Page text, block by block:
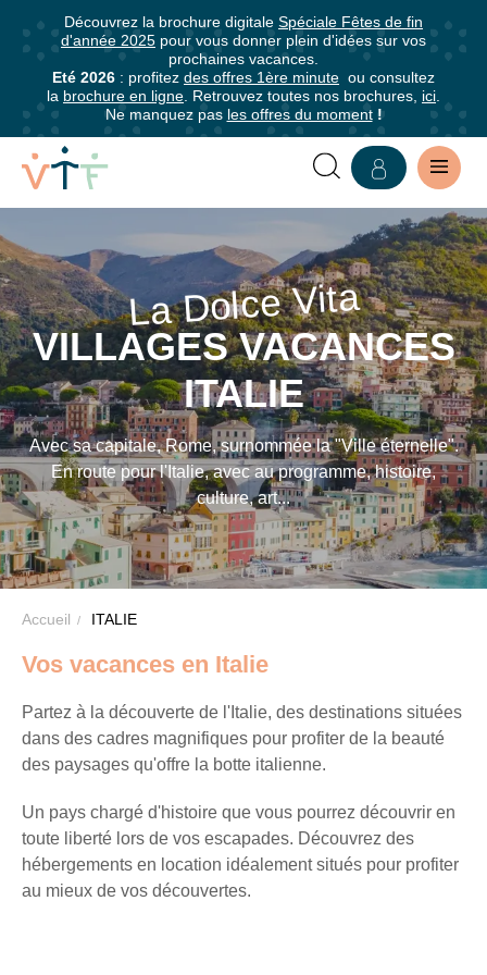
Découvrez la brochure digitale Spéciale Fêtes de fin
d'année 2025 pour vous donner plein d'idées sur vos
prochaines vacances.
Eté 2026 : profitez des offres 1ère minute ou consultez
la brochure en ligne . Retrouvez toutes nos brochures, ici
Ne manquez pas les offres du moment!
SÉJOURS
VILLAGES
VACANCES
FAMILLE
EN
ITALIE
La Dolce Vita
VILLAGES VACANCES
ITALIE
Avec sa capitale, Rome, surnommée la "Ville éternelle".
En route pour l'Italie, avec au programme, histoire,
culture, art...
Accueil ITALIE
Vos vacances en Italie
Partez à la découverte de l'Italie, des destinations situées
dans des cadres magnifiques pour profiter de la beauté
des paysages qu'offre la botte italienne.
Un pays chargé d'histoire que vous pourrez découvrir en
toute liberté lors de vos escapades. Découvrez des
hébergements en location idéalement situés pour profiter
au mieux de vos découvertes.
Abonnez-
vous
à
notre
newsletter
Abonnez-
vous
pour
être
informé·e
de
tous
les
avantages
VTF,
des
offres
exclusives
et
des
bons
plans
pour
vos
!
Il
suffit